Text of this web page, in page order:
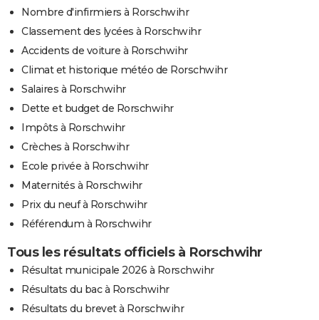
Nombre d'infirmiers à Rorschwihr
Classement des lycées à Rorschwihr
Accidents de voiture à Rorschwihr
Climat et historique météo de Rorschwihr
Salaires à Rorschwihr
Dette et budget de Rorschwihr
Impôts à Rorschwihr
Crèches à Rorschwihr
Ecole privée à Rorschwihr
Maternités à Rorschwihr
Prix du neuf à Rorschwihr
Référendum à Rorschwihr
Tous les résultats officiels à Rorschwihr
Résultat municipale 2026 à Rorschwihr
Résultats du bac à Rorschwihr
Résultats du brevet à Rorschwihr